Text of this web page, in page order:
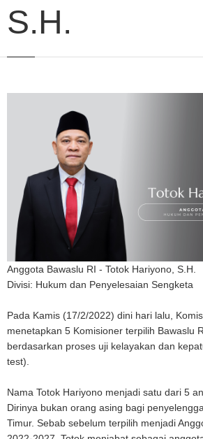
S.H.
Anggota Bawaslu RI - Totok Hariyono, S.H.
Divisi: Hukum dan Penyelesaian Sengketa
Pada Kamis (17/2/2022) dini hari lalu,
menetapkan 5 Komisioner terpilih Bawaslu
berdasarkan proses uji kelayakan dan
test).
Nama Totok Hariyono menjadi satu dari 5
Dirinya bukan orang asing bagi
Timur. Sebab sebelum terpilih menjadi